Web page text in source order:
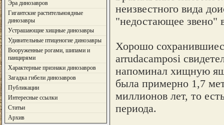
Эра динозавров
Гигантские растительноядные
динозавры
Устрашающие хищные динозавры
Удивительные птиценогие динозавры
Вооруженные рогами, шипами и
панцирями
Характерные признаки динозавров
Загадка гибели динозавров
Публикации
Интересные ссылки
Статьи
Архив
неизвестного вида
"недостающее звено"
Хорошо
arrudacamposi
напоминал хищную
была примерно 1,7
миллионов лет, то
периода.